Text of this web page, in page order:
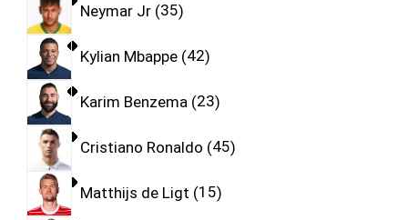
Neymar Jr 35
Kylian Mbappe 42
Karim Benzema 23
Cristiano Ronaldo 45
Matthijs de Ligt 15